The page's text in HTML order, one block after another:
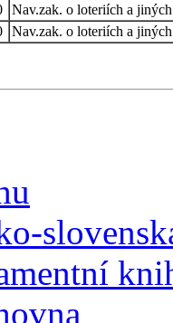
Nav.zak. o loteriích a
Nav.zak. o loteriích a